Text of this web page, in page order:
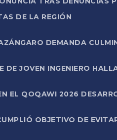
DE LA REGIÓN
DEMANDA
DE JOVEN INGENIERO
EL QOQAWI 2026
OBJETIVO DE